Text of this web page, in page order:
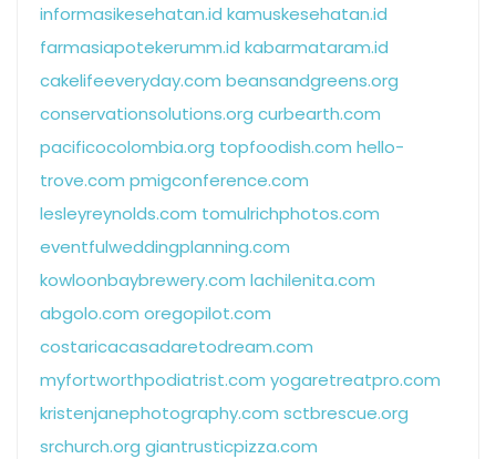
informasikesehatan.id kamuskesehatan.id
farmasiapotekerumm.id kabarmataram.id
cakelifeeveryday.com beansandgreens.org
conservationsolutions.org curbearth.com
pacificocolombia.org topfoodish.com hello-
trove.com pmigconference.com
lesleyreynolds.com tomulrichphotos.com
eventfulweddingplanning.com
kowloonbaybrewery.com lachilenita.com
abgolo.com oregopilot.com
costaricacasadaretodream.com
myfortworthpodiatrist.com yogaretreatpro.com
kristenjanephotography.com sctbrescue.org
srchurch.org giantrusticpizza.com